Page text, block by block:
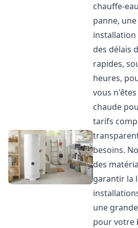
chauffe-
panne,
installation
des délais
rapides,
heures,
vous
chaude
tarifs
besoins.
des
garantir la
une
pour votre